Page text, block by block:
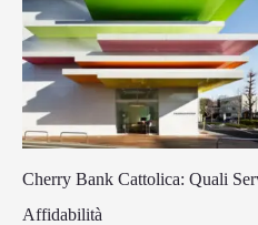
Cherry Bank Cattolica: Quali
Affidabilità